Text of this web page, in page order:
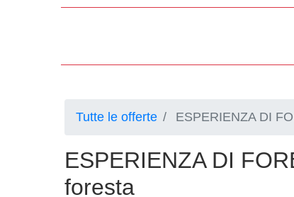
Tutte le offerte ESPERIENZA DI
ESPERIENZA DI
foresta